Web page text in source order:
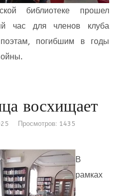
библиотеке прошел
час для членов клуба
погибшим в годы
восхищает
Просмотров: 1435
В
рамках